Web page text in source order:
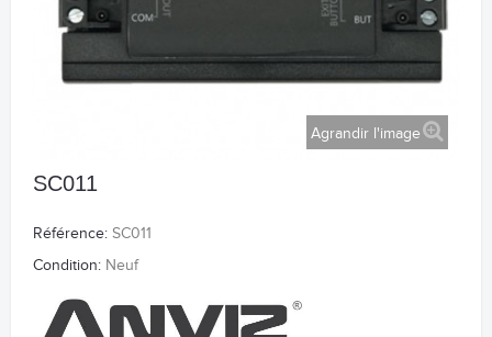
Agrandir l'image
SC011
Référence: SC011
Condition: Neuf